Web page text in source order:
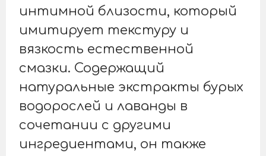
интимной близости, который
имитирует текстуру и
вязкость естественной
смазки. Содержащий
натуральные экстракты бурых
водорослей и лаванды в
сочетании с другими
ингредиентами, он также